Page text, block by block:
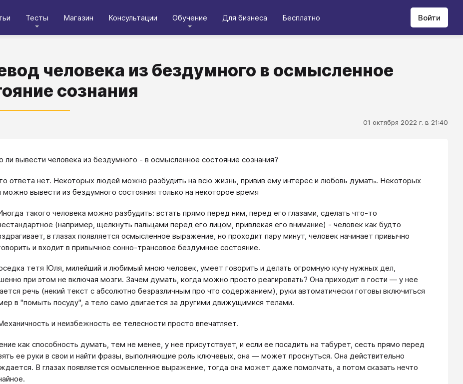
Тесты Магазин Консультации Обучение Для бизнеса Бесплатно Войти
человека из бездумного в осмысленное
сознания
01 октября 2022 г. в 21:40
вывести человека из бездумного - в осмысленное состояние сознания?
ответа нет. Некоторых людей можно разбудить на всю жизнь, привив ему интерес и любовь думать. Некоторых
вывести из бездумного состояния только на некоторое время
такого человека можно разбудить: встать прямо перед ним, перед его глазами, сделать что-то
(например, щелкнуть пальцами перед его лицом, привлекая его внимание) - человек как будто
в глазах появляется осмысленное выражение, но проходит пару минут, человек начинает привычно
и входит в привычное сонно-трансовое бездумное состояние.
тетя Юля, милейший и любимый мною человек, умеет говорить и делать огромную кучу нужных дел,
при этом не включая мозги. Зачем думать, когда можно просто реагировать? Она приходит в гости — у нее
речь (некий текст с абсолютно безразличным про что содержанием), руки автоматически готовы включиться
в "помыть посуду", а тело само двигается за другими движущимися телами.
и неизбежность ее телесности просто впечатляет.
как способность думать, тем не менее, у нее присутствует, и если ее посадить на табурет, сесть прямо перед
ее руки в свои и найти фразы, выполняющие роль ключевых, она — может проснуться. Она действительно
В глазах появляется осмысленное выражение, тогда она может даже помолчать, а потом сказать нечто